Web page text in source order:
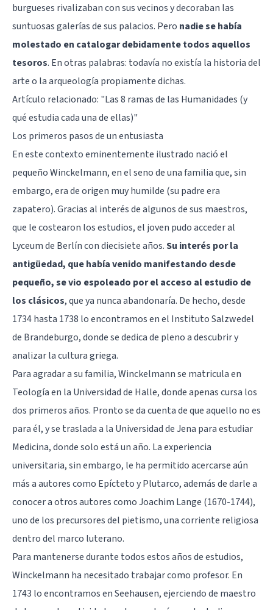
burgueses rivalizaban con sus vecinos y decoraban las
suntuosas galerías de sus palacios. Pero nadie se había
molestado en catalogar debidamente todos aquellos
tesoros. En otras palabras: todavía no existía la historia del
arte o la arqueología propiamente dichas.
Artículo relacionado: "Las 8 ramas de las Humanidades (y
qué estudia cada una de ellas)"
Los primeros pasos de un entusiasta
En este contexto eminentemente ilustrado nació el
pequeño Winckelmann, en el seno de una familia que, sin
embargo, era de origen muy humilde (su padre era
zapatero). Gracias al interés de algunos de sus maestros,
que le costearon los estudios, el joven pudo acceder al
Lyceum de Berlín con diecisiete años.Su interés por la
antigüedad, que había venido manifestando desde
pequeño, se vio espoleado por el acceso al estudio de
los clásicos, que ya nunca abandonaría. De hecho, desde
1734 hasta 1738 lo encontramos en el Instituto Salzwedel
de Brandeburgo, donde se dedica de pleno a descubrir y
analizar la cultura griega.
Para agradar a su familia, Winckelmann se matricula en
Teología en la Universidad de Halle, donde apenas cursa los
dos primeros años. Pronto se da cuenta de que aquello no es
para él, y se traslada a la Universidad de Jena para estudiar
Medicina, donde solo está un año. La experiencia
universitaria, sin embargo, le ha permitido acercarse aún
más a autores como Epícteto y Plutarco, además de darle a
conocer a otros autores como Joachim Lange (1670-1744),
uno de los precursores del pietismo, una corriente religiosa
dentro del marco luterano.
Para mantenerse durante todos estos años de estudios,
Winckelmann ha necesitado trabajar como profesor. En
1743 lo encontramos en Seehausen, ejerciendo de maestro